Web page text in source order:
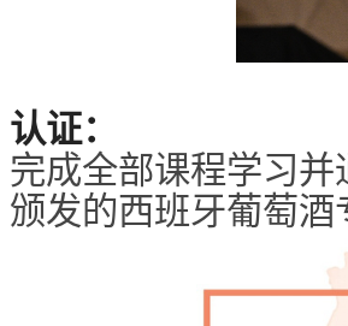
认证：
完成全部课程学习
颁发的西班牙葡萄酒